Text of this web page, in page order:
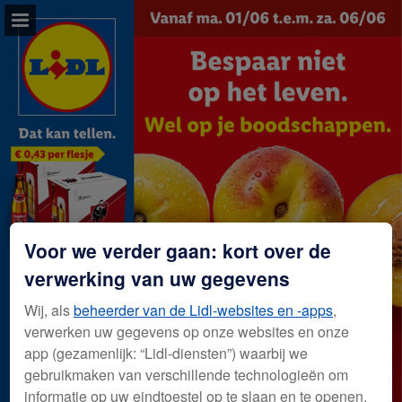
lidl.be
Pagina overzicht
Volledig scherm
Download PDF
Voor we verder gaan: kort over de
verwerking van uw gegevens
Wij, alsbeheerder van de Lidl-websites en -apps,
verwerken uw gegevens op onze websites en onze
app (gezamenlijk: “Lidl-diensten”) waarbij we
gebruikmaken van verschillende technologieën om
informatie op uw eindtoestel op te slaan en te openen.